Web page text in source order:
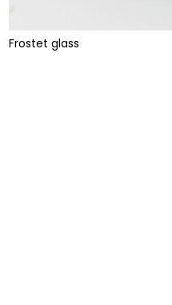
Frostet glass